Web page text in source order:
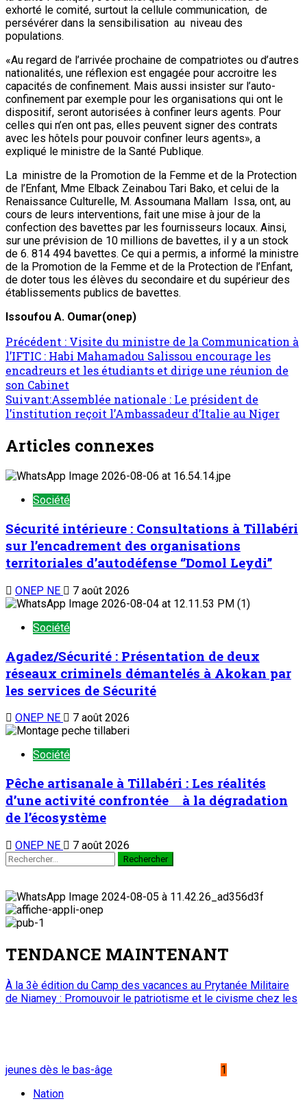
exhorté le comité, surtout la cellule communication, de
persévérer dans la sensibilisation au niveau des
populations.
«Au regard de l’arrivée prochaine de compatriotes ou d’autres
nationalités, une réflexion est engagée pour accroitre les
capacités de confinement. Mais aussi insister sur l’auto-
confinement par exemple pour les organisations qui ont le
dispositif, seront autorisées à confiner leurs agents. Pour
celles qui n’en ont pas, elles peuvent signer des contrats
avec les hôtels pour pouvoir confiner leurs agents», a
expliqué le ministre de la Santé Publique.
La ministre de la Promotion de la Femme et de la Protection
de l’Enfant, Mme Elback Zeinabou Tari Bako, et celui de la
Renaissance Culturelle, M. Assoumana Mallam Issa, ont, au
cours de leurs interventions, fait une mise à jour de la
confection des bavettes par les fournisseurs locaux. Ainsi,
sur une prévision de 10 millions de bavettes, il y a un stock
de 6. 814 494 bavettes. Ce qui a permis, a informé la ministre
de la Promotion de la Femme et de la Protection de l’Enfant,
de doter tous les élèves du secondaire et du supérieur des
établissements publics de bavettes.
Issoufou A. Oumar(onep)
Précédent : Visite du ministre de la Communication à
l’IFTIC : Habi Mahamadou Salissou encourage les
encadreurs et les étudiants et dirige une réunion de
son Cabinet
Suivant:Assemblée nationale : Le président de
l’institution reçoit l’Ambassadeur d’Italie au Niger
Articles connexes
Société
Sécurité intérieure : Consultations à Tillabéri
sur l’encadrement des organisations
territoriales d’autodéfense ‘’Domol Leydi’’
ONEP NE 7 août 2026
Société
Agadez/Sécurité : Présentation de deux
réseaux criminels démantelés à Akokan par
les services de Sécurité
ONEP NE 7 août 2026
Société
Pêche artisanale à Tillabéri : Les réalités
d’une activité confrontée à la dégradation
de l’écosystème
ONEP NE 7 août 2026
TENDANCE MAINTENANT
À la 3è édition du Camp des vacances au Prytanée Militaire
de Niamey : Promouvoir le patriotisme et le civisme chez les
jeunes dès le bas-âge
1
Nation